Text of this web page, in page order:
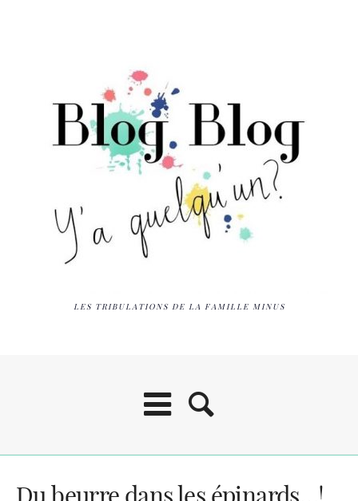
LES TRIBULATIONS DE LA FAMILLE MINUS